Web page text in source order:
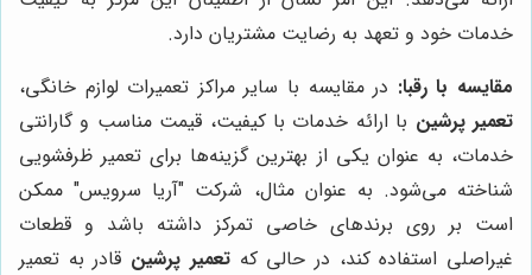
خدمات خود و تعهد به رضایت مشتریان دارد.
مقایسه با رقبا: در مقایسه با سایر مراکز تعمیرات لوازم خانگی،
تعمیر پرشین با ارائه خدمات با کیفیت، قیمت مناسب و گارانتی
خدمات، به عنوان یکی از بهترین گزینه‌ها برای تعمیر ظرفشویی
شناخته می‌شود. به عنوان مثال، شرکت "آریا سرویس" ممکن
است بر روی برندهای خاصی تمرکز داشته باشد و قطعات
غیراصلی استفاده کند، در حالی کهتعمیر پرشین قادر به تعمیر